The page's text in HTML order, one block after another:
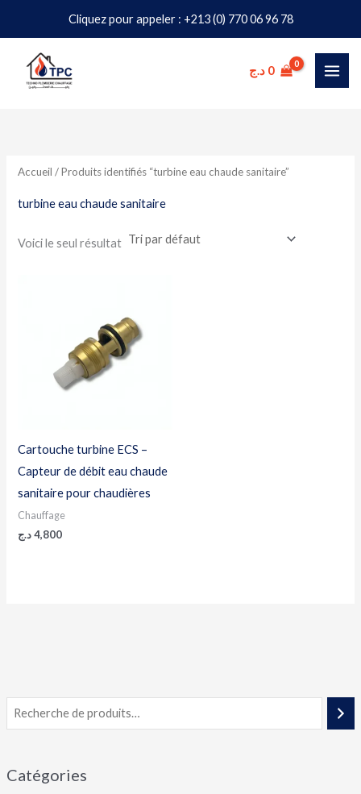
Cliquez pour appeler : +213 (0) 770 06 96 78
contenu
0 د.ج
Catégories
Accueil / Produits identifiés “turbine eau chaude sanitaire”
turbine eau chaude sanitaire
Voici le seul résultat
Cartouche turbine ECS –
Capteur de débit eau chaude
sanitaire pour chaudières
Chauffage
4,800 د.ج